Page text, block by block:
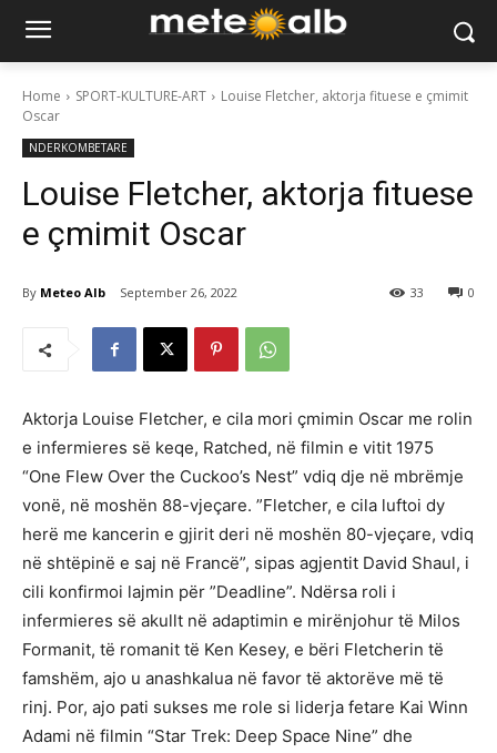
Home SPORT-KULTURE-ART
Louise Fletcher, aktorja fituese e çmimit
Oscar
NDERKOMBETARE
Louise Fletcher, aktorja fituese
e çmimit Oscar
By Meteo Alb September 26, 2022 0
33
Aktorja Louise Fletcher, e cila mori çmimin Oscar me rolin
e infermieres së keqe, Ratched, në filmin e vitit 1975
“One Flew Over the Cuckoo’s Nest” vdiq dje në mbrëmje
vonë, në moshën 88-vjeçare. ”Fletcher, e cila luftoi dy
herë me kancerin e gjirit deri në moshën 80-vjeçare, vdiq
në shtëpinë e saj në Francë”, sipas agjentit David Shaul, i
cili konfirmoi lajmin për ”Deadline”. Ndërsa roli i
infermieres së akullt në adaptimin e mirënjohur të Milos
Formanit, të romanit të Ken Kesey, e bëri Fletcherin të
famshëm, ajo u anashkalua në favor të aktorëve më të
rinj. Por, ajo pati sukses me role si liderja fetare Kai Winn
Adami në filmin “Star Trek: Deep Space Nine” dhe